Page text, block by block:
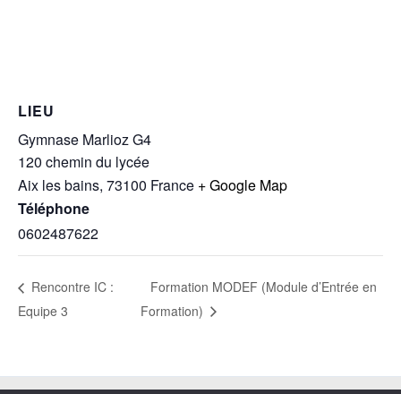
LIEU
Gymnase Marlioz G4
120 chemin du lycée
Aix les bains, 73100 France + Google Map
Téléphone
0602487622
Rencontre IC :
Equipe 3
Formation MODEF (Module d’Entrée en
Formation)